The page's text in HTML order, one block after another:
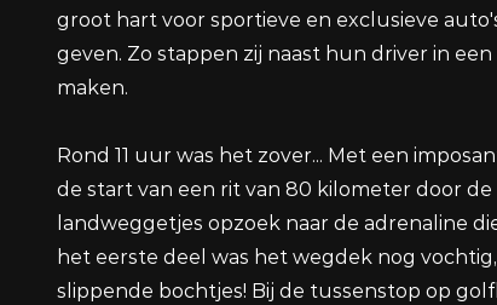
groot hart voor sportieve en exclusieve
geven. Zo stappen zij naast hun driver in
maken.
Rond 11 uur was het zover... Met een
de start van een rit van 80 kilometer door
landweggetjes opzoek naar de adrenaline
het eerste deel was het wegdek nog
slippende bochtjes! Bij de tussenstop op